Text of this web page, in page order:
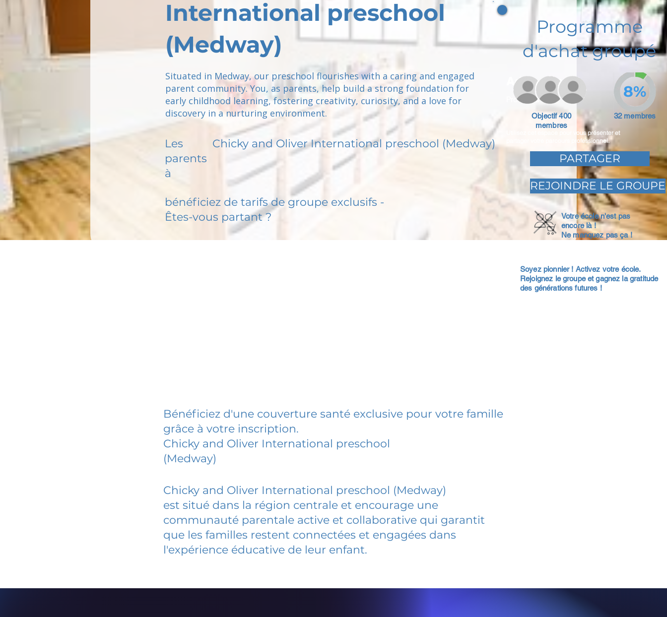
International preschool
(Medway)
Situated in Medway, our preschool flourishes with a caring and engaged
parent community. You, as parents, help build a strong foundation for
early childhood learning, fostering creativity, curiosity, and a love for
discovery in a nurturing environment.
Les
parents
à
Chicky and Oliver International preschool (Medway)
bénéficiez de tarifs de groupe exclusifs -
Êtes-vous partant ?
Adam Caar
Promoteur
Utilisez cet espace pour vous présenter et
partager votre parcours professionnel.
Programme
d'achat groupé
Objectif 400
membres
32 membres
8%
PARTAGER
REJOINDRE LE GROUPE
Votre école n'est pas
encore là !
Ne manquez pas ça !
Soyez pionnier ! Activez votre école.
Rejoignez le groupe et gagnez la gratitude
des générations futures !
Bénéficiez d'une couverture santé exclusive pour votre famille
grâce à votre inscription.
Chicky and Oliver International preschool
(Medway)
Chicky and Oliver International preschool (Medway)
est situé dans la région centrale et encourage une
communauté parentale active et collaborative qui garantit
que les familles restent connectées et engagées dans
l'expérience éducative de leur enfant.